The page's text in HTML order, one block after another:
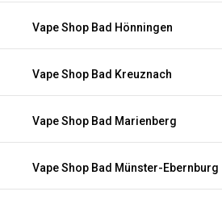
Vape Shop Bad Hönningen
Vape Shop Bad Kreuznach
Vape Shop Bad Marienberg
Vape Shop Bad Münster-Ebernburg